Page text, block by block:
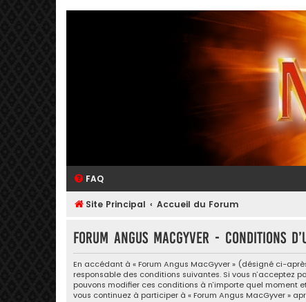
FAQ
Site Principal Accueil du Forum
Forum Angus MacGyver - Conditions
En accédant à « Forum Angus MacGyver » (désigné ci-
responsable des conditions suivantes. Si vous n’acceptez
pouvons modifier ces conditions à n’importe quel moment
vous continuez à participer à « Forum Angus MacGyver »